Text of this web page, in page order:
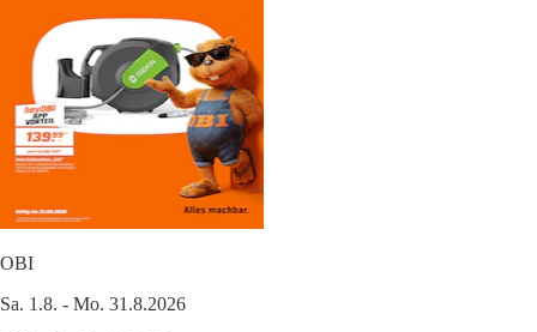
OBI
Sa. 1.8. - Mo. 31.8.2026